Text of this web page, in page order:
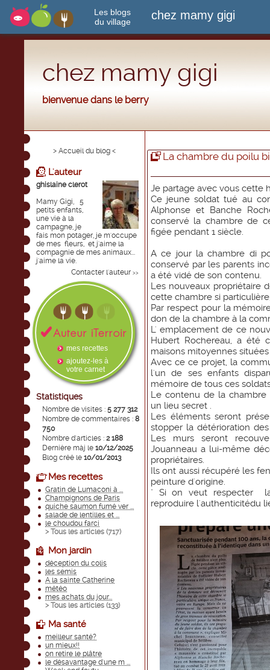
Les blogs
du village
chez mamy gigi
chez mamy gigi
bienvenue dans le berry
> Accueil du blog <
L'auteur
ghislaine clerot
Mamy Gigi, 5
petits enfants,
une vie à la
campagne, je
fais mon potager, je m'occupe
de mes fleurs, et j'aime la
compagnie de mes animaux...
j'aime la vie.
Contacter l'auteur >>
mes recettes
ajoutez-les à
votre carnet
Statistiques
Nombre de visites : 5 277 312
Nombre de commentaires : 8
750
Nombre d'articles : 2 188
Dernière màj le 10/12/2025
Blog créé le 10/01/2013
Mes recettes
Gratin de Lumaconi à ...
Champignons de Paris
quiche saumon fumé ver ...
salade de lentilles et ...
le choudou farci
> Tous les articles (717)
Mon jardin
déception du colis
les semis
A la sainte Catherine
météo
mes achats du jour...
> Tous les articles (133)
Ma santé
meilleur santé?
un mieux!!
on retire le plâtre
le désavantage d'une m ...
La chambre du poilu
Je partage avec vous cette
Ce jeune soldat tué au
Alphonse et Banche
conservé la chambre de
figée pendant 1 siècle.
A ce jour la chambre di
conservé par les parents
a été vidé de son contenu.
Les nouveaux propriétaire
cette chambre si
Par respect pour la
don de la chambre à la
L' emplacement de ce
Hubert Rochereau, a été
maisons mitoyennes
Avec ce ce projet, la
l'un de ses enfants
mémoire de tous ces
Le contenu de la chambre
un lieu secret .
Les éléments seront
stopper la détérioration
Les murs seront
Jouanneau a lui-même
propriétaires.
Ils ont aussi récupéré les
peinture d'origine.
" Si on veut respecter
reproduire l'authenticitédu